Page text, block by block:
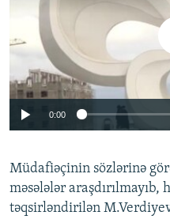
No media
0:00
Müdafiəçinin sözlərinə
məsələlər
təqsirləndirilən